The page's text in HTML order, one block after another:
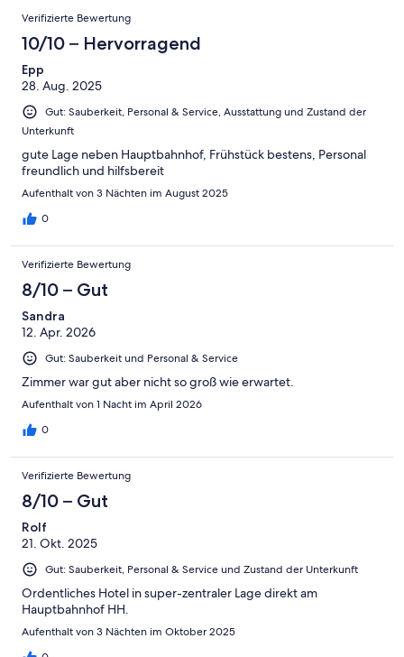
Verifizierte Bewertung
10/10 – Hervorragend
Epp
28. Aug. 2025
Gut: Sauberkeit, Personal & Service, Ausstattung und Zustand der
Unterkunft
gute Lage neben Hauptbahnhof, Frühstück bestens, Personal
freundlich und hilfsbereit
Aufenthalt von 3 Nächten im August 2025
0
Verifizierte Bewertung
8/10 – Gut
Sandra
12. Apr. 2026
Gut: Sauberkeit und Personal & Service
Zimmer war gut aber nicht so groß wie erwartet.
Aufenthalt von 1 Nacht im April 2026
0
Verifizierte Bewertung
8/10 – Gut
Rolf
21. Okt. 2025
Gut: Sauberkeit, Personal & Service und Zustand der Unterkunft
Ordentliches Hotel in super-zentraler Lage direkt am
Hauptbahnhof HH.
Aufenthalt von 3 Nächten im Oktober 2025